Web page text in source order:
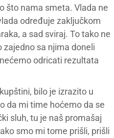
što nama smeta. Vlada ne
određuje zaključkom
a sad sviraj. To tako ne
sa njima doneli
odricati rezultata
bilo je izrazito u
da mi time hoćemo da se
sluh, tu je naš promašaj
smo mi tome prišli, prišli